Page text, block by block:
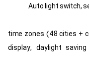
Auto light switch,
29 time zones (48 cities
display, daylight